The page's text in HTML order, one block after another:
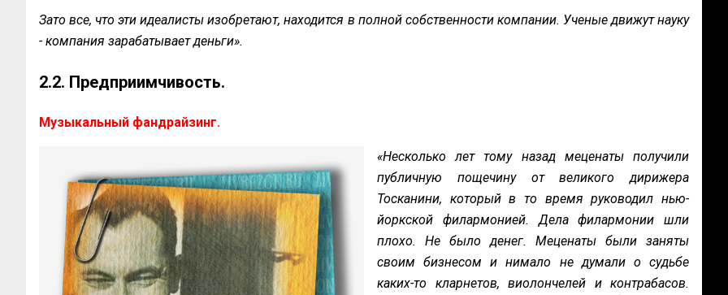
Зато все, что эти идеалисты изобретают, находится в полной собственности компании. Ученые движут науку
- компания зарабатывает деньги».
2.2. Предприимчивость.
Музыкальный фандрайзинг.
«Несколько лет тому назад меценаты получили
публичную пощечину от великого дирижера
Тосканини, который в то время руководил нью-
йоркской филармонией. Дела филармонии шли
плохо. Не было денег. Меценаты были заняты
своим бизнесом и нимало не думали о судьбе
каких-то кларнетов, виолончелей и контрабасов.